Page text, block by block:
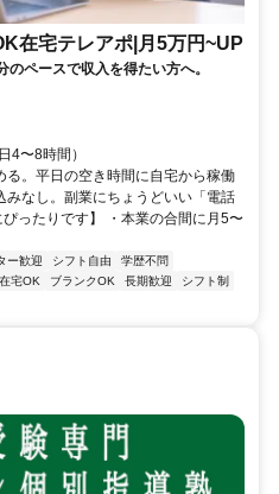
在宅テレアポ|月5万円~UP
ペースで収入を得たい方へ。
4〜8時間）
。平日の空き時間に自宅から稼働
なし。副業にちょうどいい「電話
ったりです】 ・本業の合間に月5〜
ー歓迎 シフト自由
学歴不問
在宅OK ブランクOK 長期歓迎
シフト制